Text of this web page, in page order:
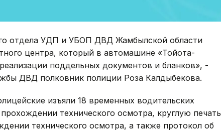
отдела УДП и УБОП ДВД Жамбылской области
центра, который в автомашине «Тойота-
поддельных документов и бланков», -
ДВД полковник полиции Роза Калдыбекова.
изъяли 18 временных водительских
технического осмотра, круглую печать
технического осмотра, а также протокол об